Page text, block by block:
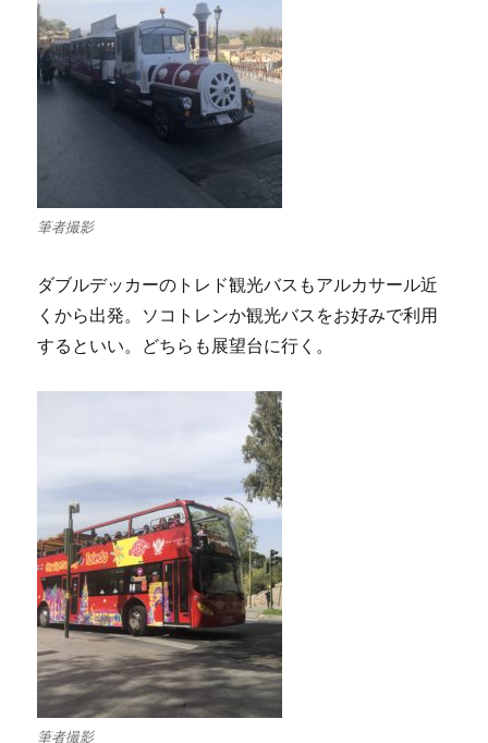
筆者撮影
ダブルデッカーのトレド観光バスもアルカサール近
くから出発。ソコトレンか観光バスをお好みで利用
するといい。どちらも展望台に行く。
筆者撮影